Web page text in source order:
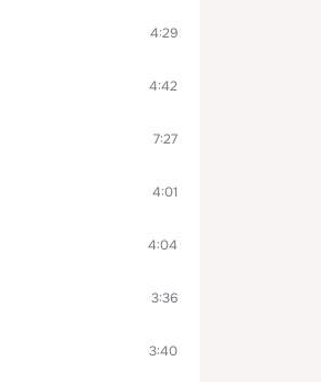
4:29
4:42
7:27
4:01
4:04
3:36
3:40